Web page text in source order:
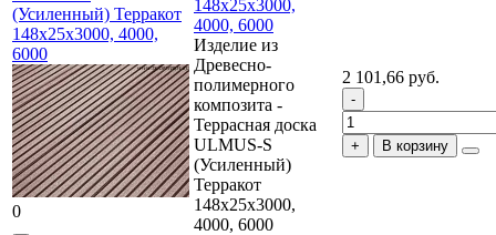
(Усиленный) Терракот
148x25x3000, 4000,
6000
0
148x25x3000,
4000, 6000
Изделие из
Древесно-
полимерного
композита -
Террасная доска
ULMUS-S
(Усиленный)
Терракот
148x25x3000,
4000, 6000
2 101,66 руб.
В корзину